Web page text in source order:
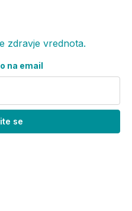
zdravje vrednota.
na email
se